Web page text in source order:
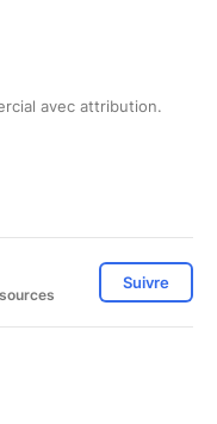
avec attribution.
Suivre